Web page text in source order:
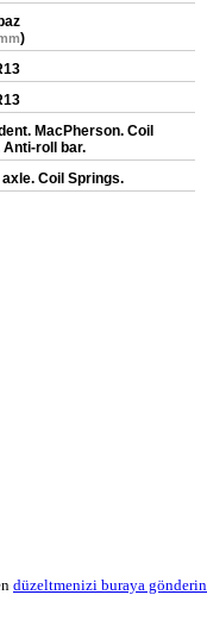
)
MacPherson. Coil
Anti-roll bar.
axle. Coil Springs.
düzeltmenizi buraya gönderin